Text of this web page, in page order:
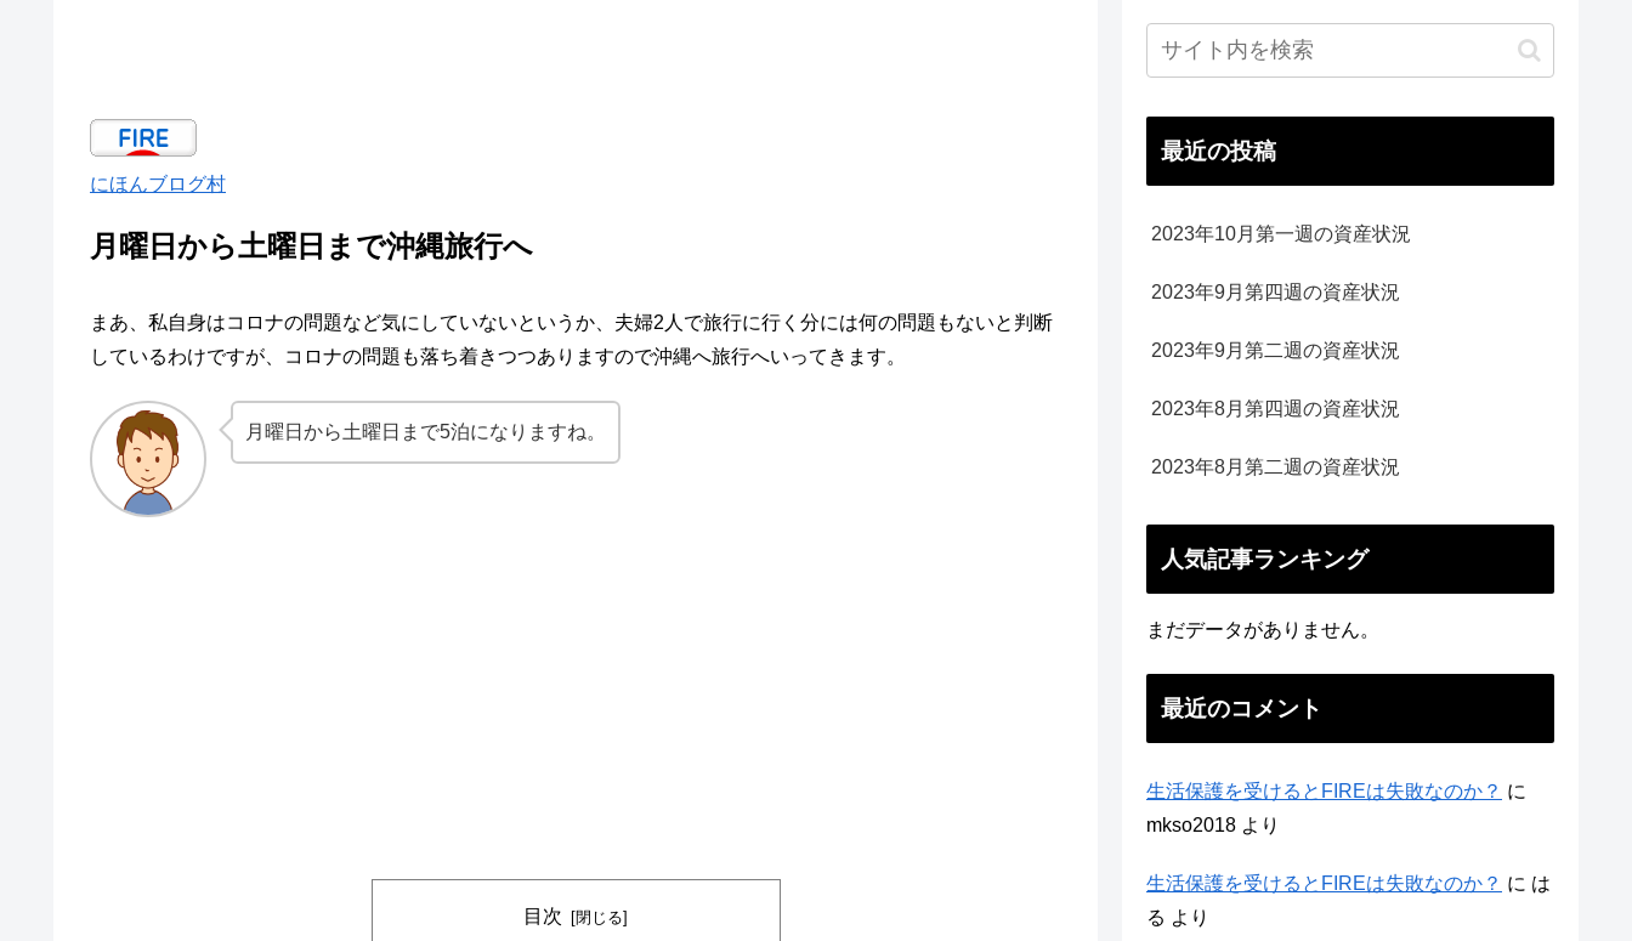
にほんブログ村
月曜日から土曜日まで沖縄旅行へ
まあ、私自身はコロナの問題など気にしていないというか、夫婦2人で旅行に行く分には何の問題もないと判断
しているわけですが、コロナの問題も落ち着きつつありますので沖縄へ旅行へいってきます。
月曜日から土曜日まで5泊になりますね。
目次
最近の投稿
2023年10月第一週の資産状況
2023年9月第四週の資産状況
2023年9月第二週の資産状況
2023年8月第四週の資産状況
2023年8月第二週の資産状況
人気記事ランキング
まだデータがありません。
最近のコメント
生活保護を受けるとFIREは失敗なのか？ に
mkso2018 より
生活保護を受けるとFIREは失敗なのか？ に は
る より